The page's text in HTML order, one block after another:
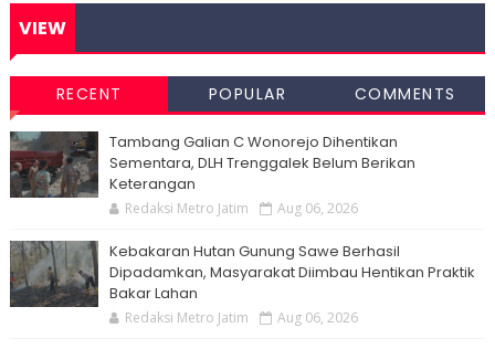
VIEW
RECENT POPULAR COMMENTS
Tambang Galian C Wonorejo Dihentikan
Sementara, DLH Trenggalek Belum Berikan
Keterangan
Redaksi Metro Jatim Aug 06, 2026
Kebakaran Hutan Gunung Sawe Berhasil
Dipadamkan, Masyarakat Diimbau Hentikan Praktik
Bakar Lahan
Redaksi Metro Jatim Aug 06, 2026